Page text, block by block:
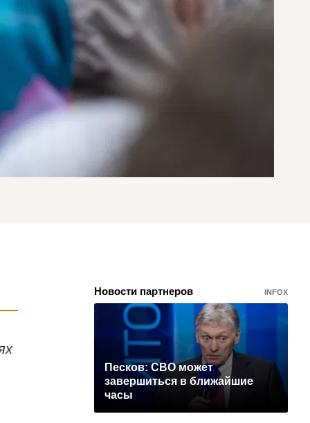
Новости партнеров INFOX
Песков: СВО может
завершиться в ближайшие
часы